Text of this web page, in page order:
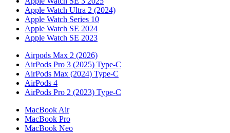
Apple Watch Ultra 2 (2024)
Apple Watch Series 10
Apple Watch SE 2024
Apple Watch SE 2023
Airpods Max 2 (2026)
AirPods Pro 3 (2025) Type-C
AirPods Max (2024) Type-C
AirPods 4
AirPods Pro 2 (2023) Type-C
MacBook Air
MacBook Pro
MacBook Neo